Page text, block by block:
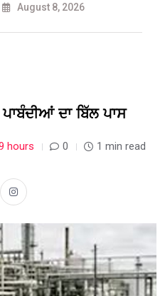
August 8, 2026
ਦਾ ਬਿੱਲ ਪਾਸ
hours 0 1 min read